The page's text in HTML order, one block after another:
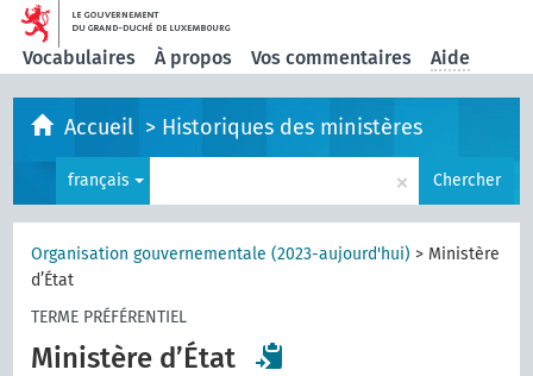
Vocabulaires À propos Vos commentaires Aide
Accueil > Historiques des ministères
français × Chercher
Organisation gouvernementale (2023-aujourd'hui) > Ministère
d’État
TERME PRÉFÉRENTIEL
Ministère d’État